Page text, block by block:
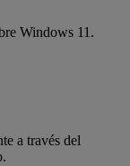
Windows 11.
a través del